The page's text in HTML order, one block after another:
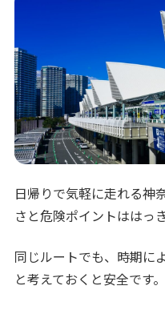
日帰りで気軽に走れる神
さと危険ポイントははっ
同じルートでも、時期に
と考えておくと安全です。